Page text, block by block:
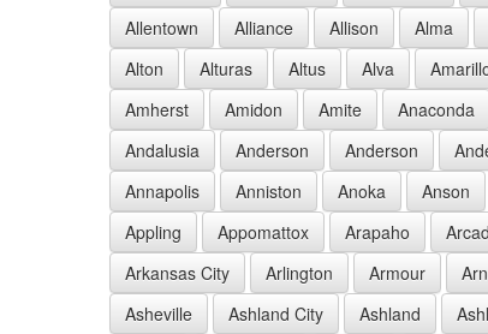
Allentown
Alliance Allison Alma
Alton
Alturas Altus Alva
Amherst
Amidon Amite Anaconda
Andalusia
Anderson Anderson
Annapolis
Anniston Anoka Anson
Appling
Appomattox Arapaho
Arkansas City
Arlington Armour
Asheville
Ashland City Ashland